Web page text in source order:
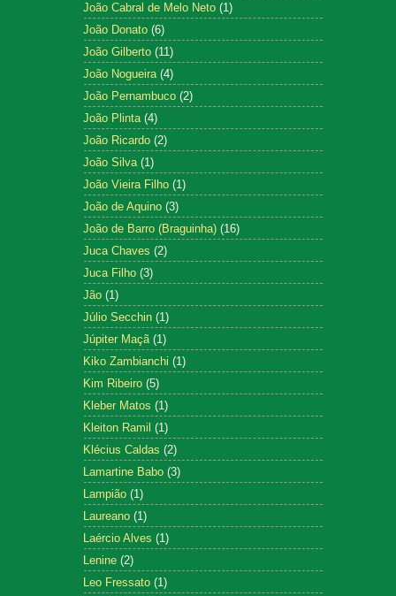
João Cabral de Melo Neto (1)
João Donato (6)
João Gilberto (11)
João Nogueira (4)
João Pernambuco (2)
João Plinta (4)
João Ricardo (2)
João Silva (1)
João Vieira Filho (1)
João de Aquino (3)
João de Barro (Braguinha) (16)
Juca Chaves (2)
Juca Filho (3)
Jão (1)
Júlio Secchin (1)
Júpiter Maçã (1)
Kiko Zambianchi (1)
Kim Ribeiro (5)
Kleber Matos (1)
Kleiton Ramil (1)
Klécius Caldas (2)
Lamartine Babo (3)
Lampião (1)
Laureano (1)
Laércio Alves (1)
Lenine (2)
Leo Fressato (1)